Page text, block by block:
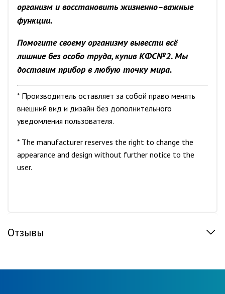
организм и восстановить жизненно–важные
функции.
Помогите своему организму вывести всё
лишние без особо труда, купив КФС№2. Мы
доставим прибор в любую точку мира.
* Производитель оставляет за собой право менять
внешний вид и дизайн без дополнительного
уведомления пользователя.
* The manufacturer reserves the right to change the
appearance and design without further notice to the
user.
Отзывы